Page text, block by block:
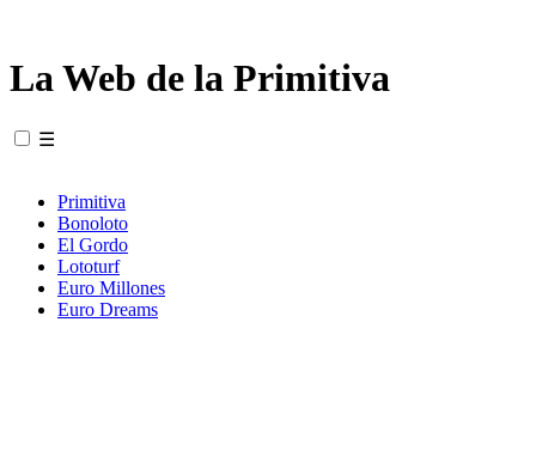
La Web de la Primitiva
☰
Primitiva
Bonoloto
El Gordo
Lototurf
Euro Millones
Euro Dreams